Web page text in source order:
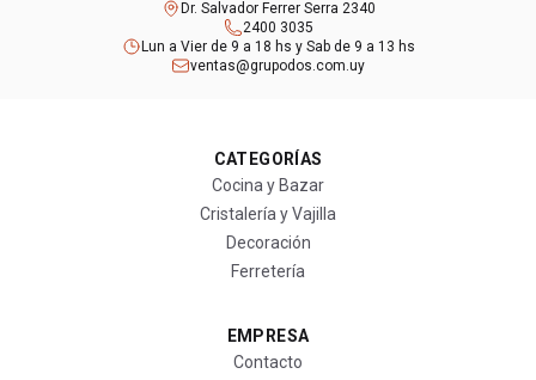
Dr. Salvador Ferrer Serra 2340
2400 3035
Lun a Vier de 9 a 18 hs y Sab de 9 a 13 hs
ventas@grupodos.com.uy
CATEGORÍAS
Cocina y Bazar
Cristalería y Vajilla
Decoración
Ferretería
EMPRESA
Contacto